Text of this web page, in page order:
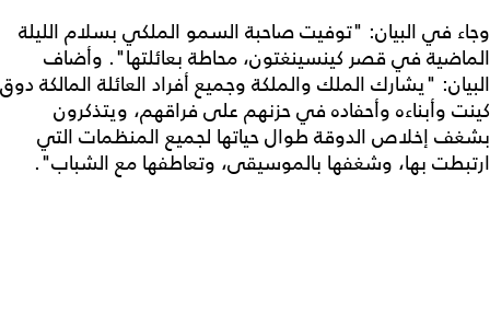
وجاء في البيان: "توفيت صاحبة السمو الملكي بسلام الليلة
الماضية في قصر كينسينغتون، محاطة بعائلتها". وأضاف
البيان: "يشارك الملك والملكة وجميع أفراد العائلة المالكة دوق
كينت وأبناءه وأحفاده في حزنهم على فراقهم، ويتذكرون
بشغف إخلاص الدوقة طوال حياتها لجميع المنظمات التي
ارتبطت بها، وشغفها بالموسيقى، وتعاطفها مع الشباب".